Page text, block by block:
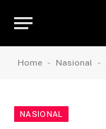
Home - Nasional -
NASIONAL